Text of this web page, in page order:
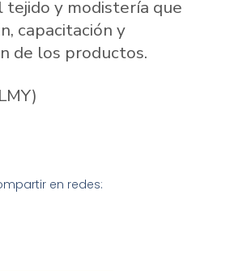
tejido y modistería que
capacitación y
de los productos.
en redes: